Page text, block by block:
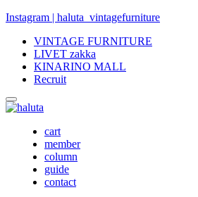
Instagram | haluta_vintagefurniture
VINTAGE FURNITURE
LIVET zakka
KINARINO MALL
Recruit
cart
member
column
guide
contact